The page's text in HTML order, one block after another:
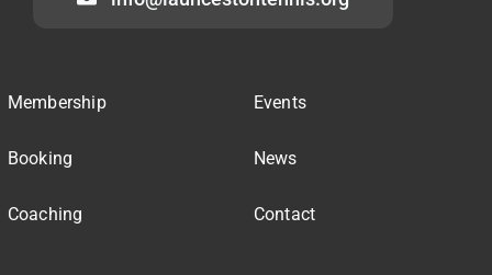
Membership
Booking
Coaching
Events
News
Contact